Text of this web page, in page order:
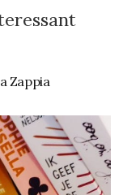
Zappia